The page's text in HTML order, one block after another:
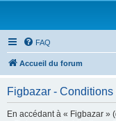
FAQ
Accueil du forum
Figbazar - Conditions
En accédant à « Figbazar »